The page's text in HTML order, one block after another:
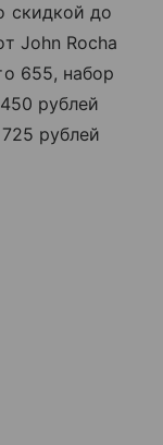
скидкой до
John Rocha
655, набор
рублей
рублей